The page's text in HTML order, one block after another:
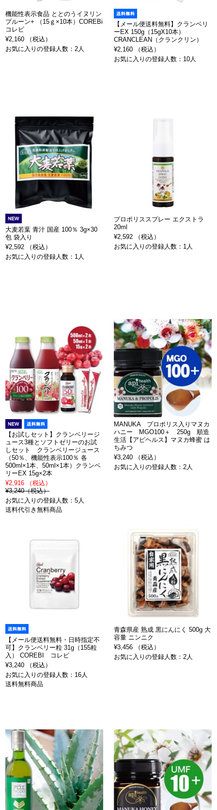
機能性表示食品 ととのうイヌリン
プルーン+ （15ｇ×10本）COREBi
コレビ
¥2,160 （税込）
お気に入りの登録人数：2人
【メール便送料無料】クランベリ
ーEX 150g（15gX10本）
CRANCLEAN（クランクリン）
¥2,160 （税込）
お気に入りの登録人数：10人
大麦若葉 青汁 国産 100％ 3g×30
包 袋入り
¥2,592 （税込）
お気に入りの登録人数：1人
プロポリススプレー エクストラ
20ml
¥2,592 （税込）
お気に入りの登録人数：1人
【お試しセット】クランベリージ
ュース3種とソフトゼリーのお試
しセット クランベリージュース
（50％、機能性表示100％ 各
500ml×1本、50ml×1本）クランベ
リーEX 15g×2本
¥2,916 （税込）
¥3,240（税込）
お気に入りの登録人数：5人
送料代引き無料商品
MANUKA プロポリス入りマヌカ
ハニー MGO100＋ 250g 順造
生活【アピヘルス】マヌカ蜂蜜 は
ちみつ
¥3,240 （税込）
お気に入りの登録人数：2人
【メール便送料無料・日時指定不
可】クランベリー粒 31g（155粒
入） COREBI コレビ
¥3,240 （税込）
お気に入りの登録人数：16人
送料無料商品
青森県産 熟成 黒にんにく 500g 大
容量 ニンニク
¥3,456 （税込）
お気に入りの登録人数：2人